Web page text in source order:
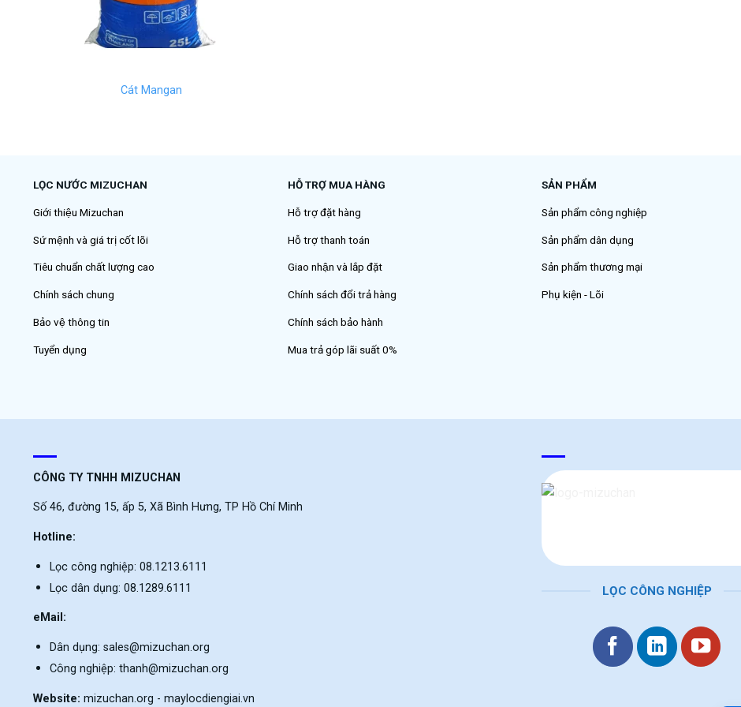
Cát Mangan
LỌC NƯỚC MIZUCHAN
Giới thiệu Mizuchan
Sứ mệnh và giá trị cốt lõi
Tiêu chuẩn chất lượng cao
Chính sách chung
Bảo vệ thông tin
Tuyển dụng
HỖ TRỢ MUA HÀNG
Hỗ trợ đặt hàng
Hỗ trợ thanh toán
Giao nhận và lắp đặt
Chính sách đổi trả hàng
Chính sách bảo hành
Mua trả góp lãi suất 0%
SẢN PHẨM
Sản phẩm công nghiệp
Sản phẩm dân dụng
Sản phẩm thương mại
Phụ kiện - Lõi
CÔNG TY TNHH MIZUCHAN
Số 46, đường 15, ấp 5, Xã Bình Hưng, TP Hồ Chí Minh
Hotline:
Lọc công nghiệp: 08.1213.6111
Lọc dân dụng: 08.1289.6111
eMail:
Dân dụng: sales@mizuchan.org
Công nghiệp: thanh@mizuchan.org
Website: mizuchan.org - maylocdiengiai.vn
LỌC CÔNG NGHIỆP